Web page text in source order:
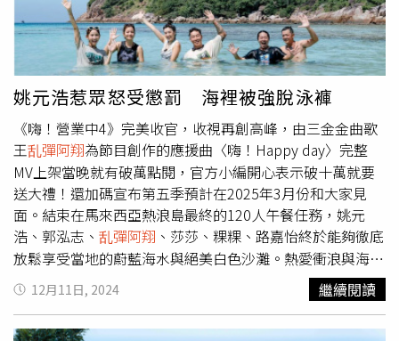
語台提供）《Talk Talk秀台語》第一季最終篇迎來重量級評
審，全台灣最可愛的國民婆婆鍾欣凌，第一次參與錄製全程
說台語的節目，她頻頻卡詞全場笑個不停：「幸好有大師級
的舜哥一起擔任評審，我還要跟他繼續學習才行，但看到選
手們的表現真的非常感動，因為要用台語說故事很不容易，
看到這麼多年輕人都這麼認真在練習講台語，真的很令人感
動！」
姚元浩惹眾怒受懲罰 海裡被強脫泳褲
《嗨！營業中4》完美收官，收視再創高峰，由三金金曲歌
王乱彈阿翔為節目創作的應援曲〈嗨！Happy day〉完整
MV上架當晚就有破萬點閱，官方小編開心表示破十萬就要
送大禮！還加碼宣布第五季預計在2025年3月份和大家見
面。結束在馬來西亞熱浪島最終的120人午餐任務，姚元
浩、郭泓志、 乱彈阿翔 、莎莎、粿粿、路嘉怡終於能夠徹底
放鬆享受當地的蔚藍海水與絕美白色沙灘。熱愛衝浪與海洋
的姚元浩，一下海就開心不已，立即玩性大起把郭泓志跟莎
莎撂倒在海中，莎莎忍不住怒吼：「真的是有病耶！你這個
人！」但泡到海中後卻又說：「好舒服唷！」看著姚元浩在
12月11日, 2024 繼續閱讀